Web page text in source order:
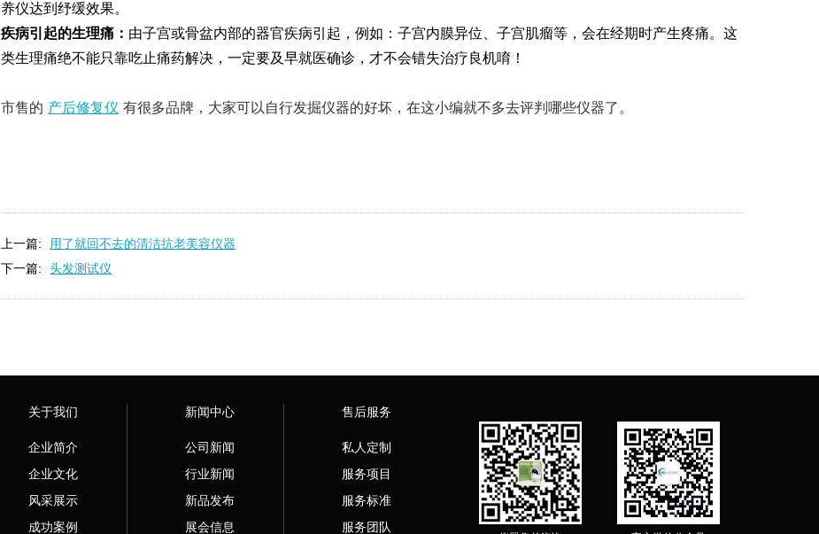
养仪达到纾缓效果。
疾病引起的生理痛： 由子宫或骨盆内部的器官疾病引起，例如：子宫内膜异位、子宫肌瘤等，会在经期时产生疼痛。这
类生理痛绝不能只靠吃止痛药解决，一定要及早就医确诊，才不会错失治疗良机唷！
市售的 产后修复仪 有很多品牌，大家可以自行发掘仪器的好坏，在这小编就不多去评判哪些仪器了。
上一篇:
用了就回不去的清洁抗老美容仪器
下一篇:
头发测试仪
关于我们
企业简介
企业文化
风采展示
成功案例
新闻中心
公司新闻
行业新闻
新品发布
展会信息
售后服务
私人定制
服务项目
服务标准
服务团队